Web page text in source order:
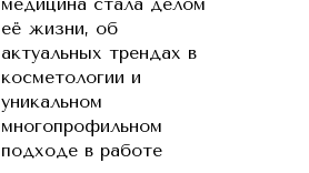
её жизни, об
актуальных трендах в
косметологии и
уникальном
многопрофильном
подходе в работе